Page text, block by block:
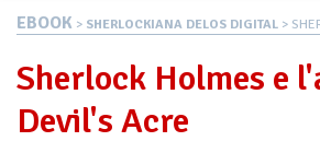
EBOOK > SHERLOCKIANA DELOS DIGITAL >
Sherlock Holmes e
Devil's Acre